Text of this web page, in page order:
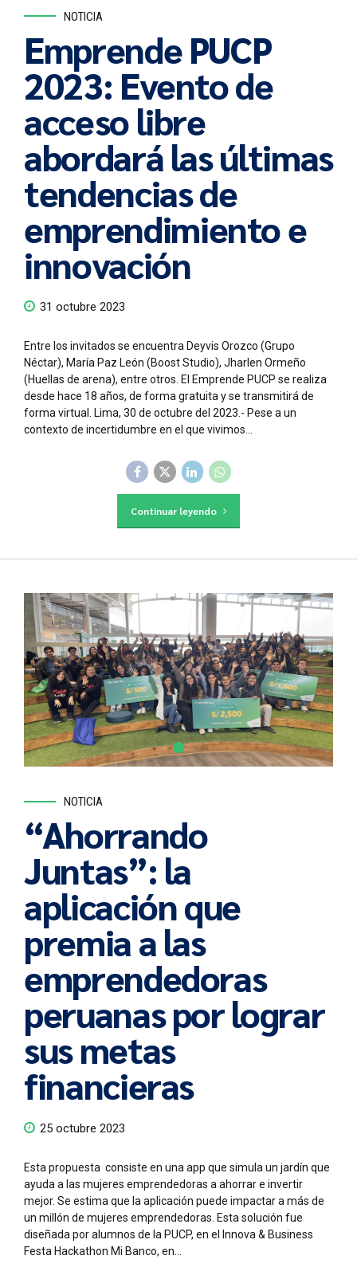
NOTICIA
Emprende PUCP
2023: Evento de
acceso libre
abordará las últimas
tendencias de
emprendimiento e
innovación
31 octubre 2023
Entre los invitados se encuentra Deyvis Orozco (Grupo
Néctar), María Paz León (Boost Studio), Jharlen Ormeño
(Huellas de arena), entre otros. El Emprende PUCP se realiza
desde hace 18 años, de forma gratuita y se transmitirá de
forma virtual. Lima, 30 de octubre del 2023.- Pese a un
contexto de incertidumbre en el que vivimos...
Continuar leyendo
NOTICIA
“Ahorrando
Juntas”: la
aplicación que
premia a las
emprendedoras
peruanas por lograr
sus metas
financieras
25 octubre 2023
Esta propuesta consiste en una app que simula un jardín que
ayuda a las mujeres emprendedoras a ahorrar e invertir
mejor. Se estima que la aplicación puede impactar a más de
un millón de mujeres emprendedoras. Esta solución fue
diseñada por alumnos de la PUCP, en el Innova & Business
Festa Hackathon Mi Banco, en...